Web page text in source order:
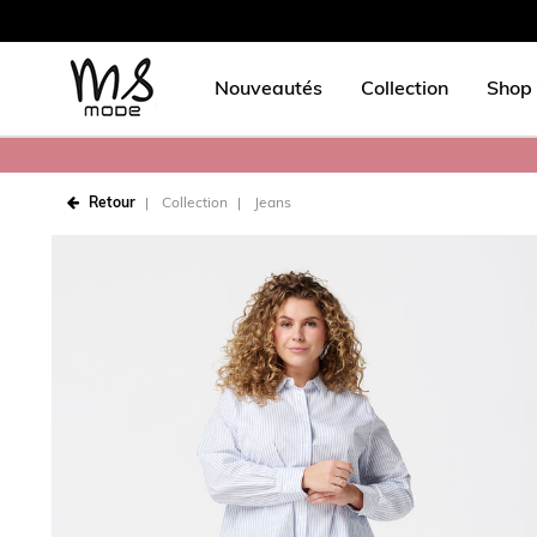
Nouveautés Collection
Retour Collection Jeans